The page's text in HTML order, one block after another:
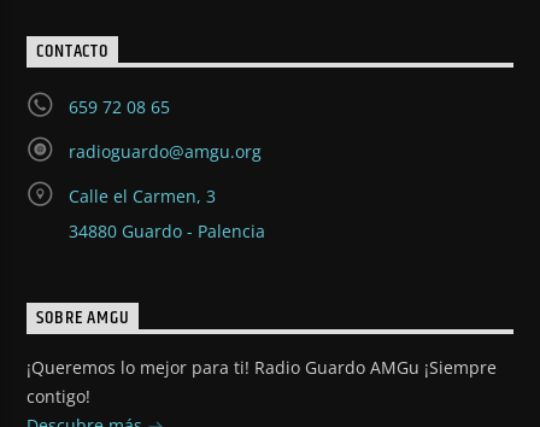
CONTACTO
659 72 08 65
radioguardo@amgu.org
Calle el Carmen, 3
34880 Guardo - Palencia
SOBRE AMGU
¡Queremos lo mejor para ti! Radio Guardo AMGu ¡Siempre
contigo!